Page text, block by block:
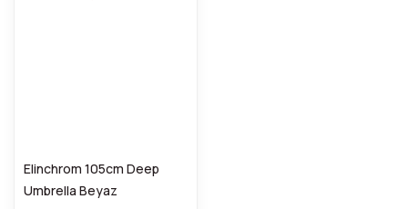
Elinchrom 105cm Deep
Umbrella Beyaz